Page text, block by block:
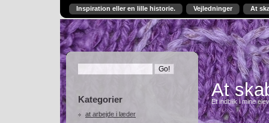
Inspiration eller en lille historie. Vejledninger At
Kategorier
at arbejde i læder
At
Et indblik i mine